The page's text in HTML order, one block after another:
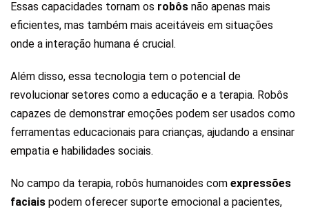
Essas capacidades tornam os robôs não apenas mais
eficientes, mas também mais aceitáveis em situações
onde a interação humana é crucial.
Além disso, essa tecnologia tem o potencial de
revolucionar setores como a educação e a terapia. Robôs
capazes de demonstrar emoções podem ser usados como
ferramentas educacionais para crianças, ajudando a ensinar
empatia e habilidades sociais.
No campo da terapia, robôs humanoides com expressões
faciais podem oferecer suporte emocional a pacientes,